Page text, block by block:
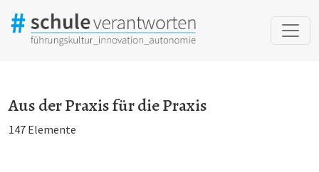
Aus der Praxis für die Praxis
147 Elemente